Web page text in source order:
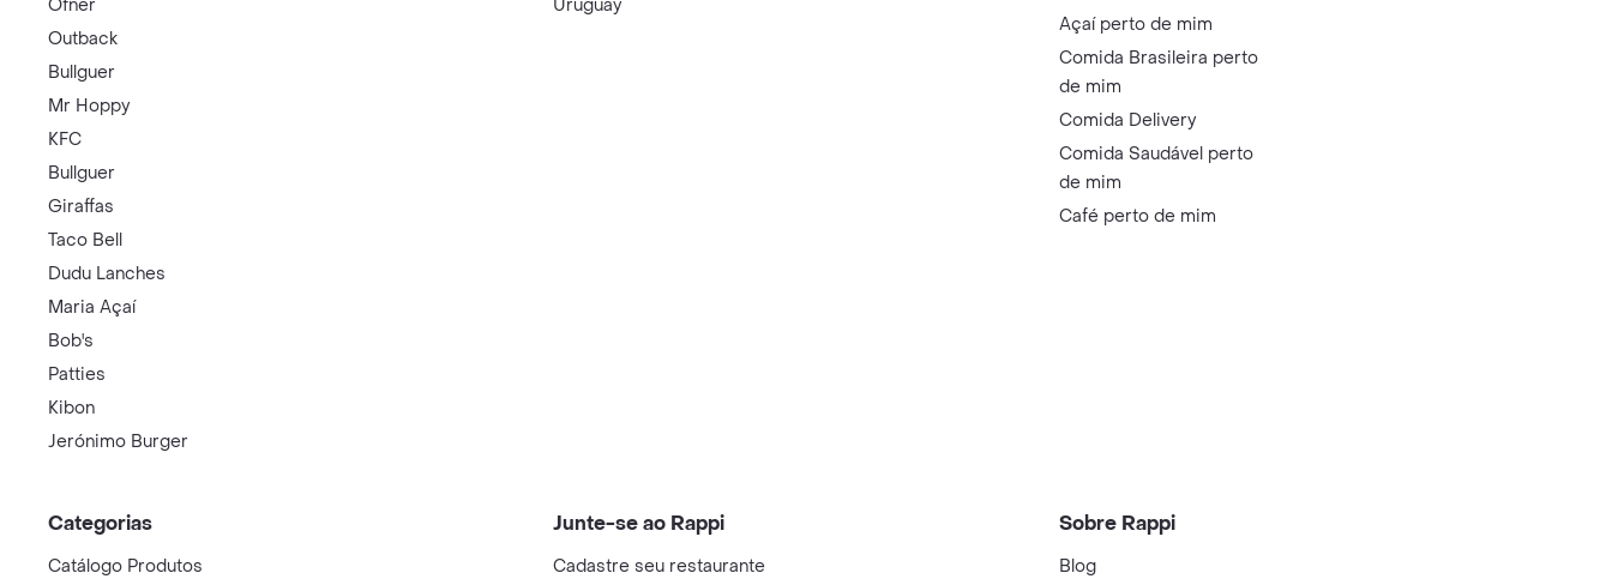
Ofner
Outback
Bullguer
Mr Hoppy
KFC
Bullguer
Giraffas
Taco Bell
Dudu Lanches
Maria Açaí
Bob's
Patties
Kibon
Jerónimo Burger
Uruguay
Açaí perto de mim
Comida Brasileira perto
de mim
Comida Delivery
Comida Saudável perto
de mim
Café perto de mim
Categorias
Catálogo Produtos
Junte-se ao Rappi
Cadastre seu restaurante
Sobre Rappi
Blog